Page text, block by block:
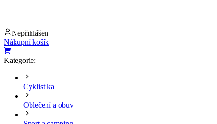
Nepřihlášen
Nákupní košík
Kategorie:
Cyklistika
Oblečení a obuv